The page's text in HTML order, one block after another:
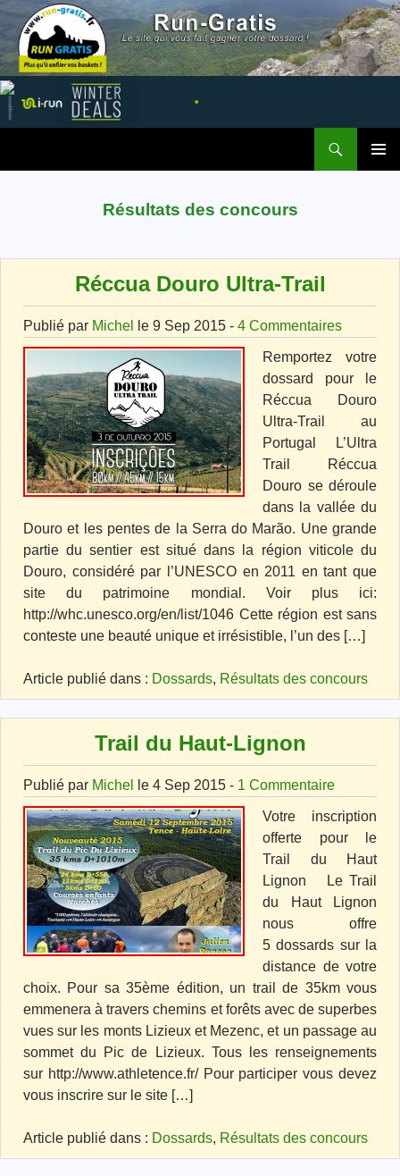
Résultats des concours
Réccua Douro Ultra-Trail
Publié par Michel le 9 Sep 2015 - 4 Commentaires
Remportez votre
dossard pour le
Réccua Douro
Ultra-Trail au
Portugal L’Ultra
Trail Réccua
Douro se déroule
dans la vallée du
Douro et les pentes de la Serra do Marão. Une grande
partie du sentier est situé dans la région viticole du
Douro, considéré par l’UNESCO en 2011 en tant que
site du patrimoine mondial. Voir plus ici:
http://whc.unesco.org/en/list/1046 Cette région est sans
conteste une beauté unique et irrésistible, l’un des […]
Article publié dans : Dossards, Résultats des concours
Trail du Haut-Lignon
Publié par Michel le 4 Sep 2015 - 1 Commentaire
Votre inscription
offerte pour le
Trail du Haut
Lignon Le Trail
du Haut Lignon
nous offre
5 dossards sur la
distance de votre
choix. Pour sa 35ème édition, un trail de 35km vous
emmenera à travers chemins et forêts avec de superbes
vues sur les monts Lizieux et Mezenc, et un passage au
sommet du Pic de Lizieux. Tous les renseignements
sur http://www.athletence.fr/ Pour participer vous devez
vous inscrire sur le site […]
Article publié dans : Dossards, Résultats des concours